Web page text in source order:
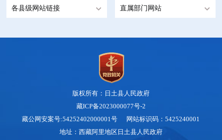
各县级网站链接 直属部门网站
版权所有：日土县人民政府
藏ICP备2023000077号-2
藏公网安案号:54252402000001号 网站标识码：5425240001
地址：西藏阿里地区日土县人民政府